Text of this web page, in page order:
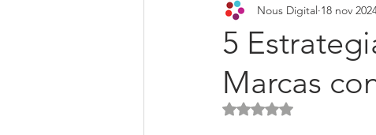
5
Marcas
Nous Digital 18 nov
Obtuvo NaN de 5